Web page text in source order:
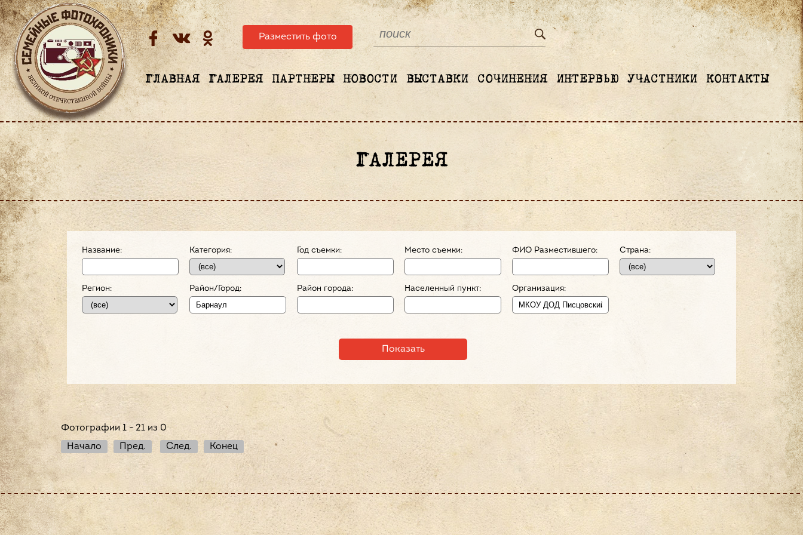
Разместить фото
ГЛАВНАЯ ГАЛЕРЕЯ ПАРТНЕРЫ НОВОСТИ ВЫСТАВКИ СОЧИНЕНИЯ ИНТЕРВЬЮ УЧАСТНИКИ КОНТАКТЫ
ГАЛЕРЕЯ
Название: Категория: Год съемки: Место съемки: ФИО Разместившего: Страна:
Регион: Район/Город: Район города: Населенный пункт: Организация:
Фотографии 1 - 21 из 0
Начало
Пред. След. Конец